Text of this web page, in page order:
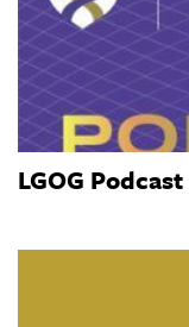
LGOG Podcast